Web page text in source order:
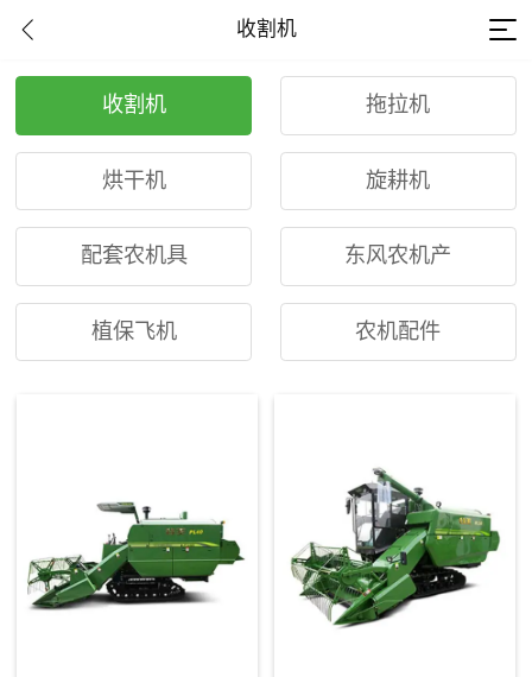
收割机
收割机 拖拉机
烘干机 旋耕机
配套农机具 东风农机产
植保飞机 农机配件